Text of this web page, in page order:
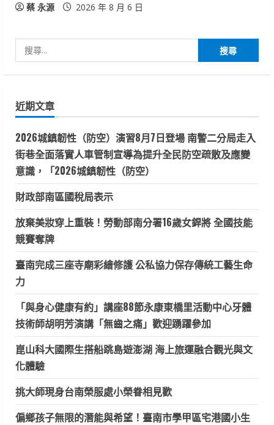
蔡 永源 2026 年 8 月 6 日
尋
字:
近期文章
2026城鎮韌性（防空）演習8月7日登場 南警二分局走入
街巷全面落實人車管制宣導為提升全民防空疏散及應變
意識，「2026城鎮韌性（防空）
財政部南區國稅局表示
放棄美妝穿上重裝！勞動部南分署16歲女銲將 全國技能
競賽奪牌
臺南完成三座寺廟彩繪修護 公私協力保存傳統工藝生命
力
「與身心健康有約」講座88節永康東橋里活動中心牙體
技術師胡明芳演講「無齒之痛」歡迎踴躍參加
崑山科大國際生搭船跳島遊澎湖 海上旅運融合觀光與文
化體驗
挑大師現身台南榮服處小榮眷相見歡
偏鄉孩子無限的潛能與希望！臺南市學甲區宅港國小生